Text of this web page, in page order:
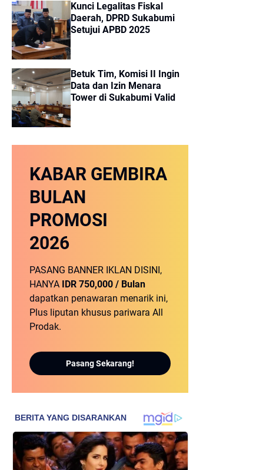
Kunci Legalitas Fiskal
Daerah, DPRD Sukabumi
Setujui APBD 2025
Betuk Tim, Komisi II Ingin
Data dan Izin Menara
Tower di Sukabumi Valid
KABAR GEMBIRA
BULAN
PROMOSI
2026
PASANG BANNER IKLAN DISINI,
HANYA
IDR 750,000 / Bulan
dapatkan penawaran menarik ini,
Plus liputan khusus pariwara All
Prodak.
Pasang Sekarang!